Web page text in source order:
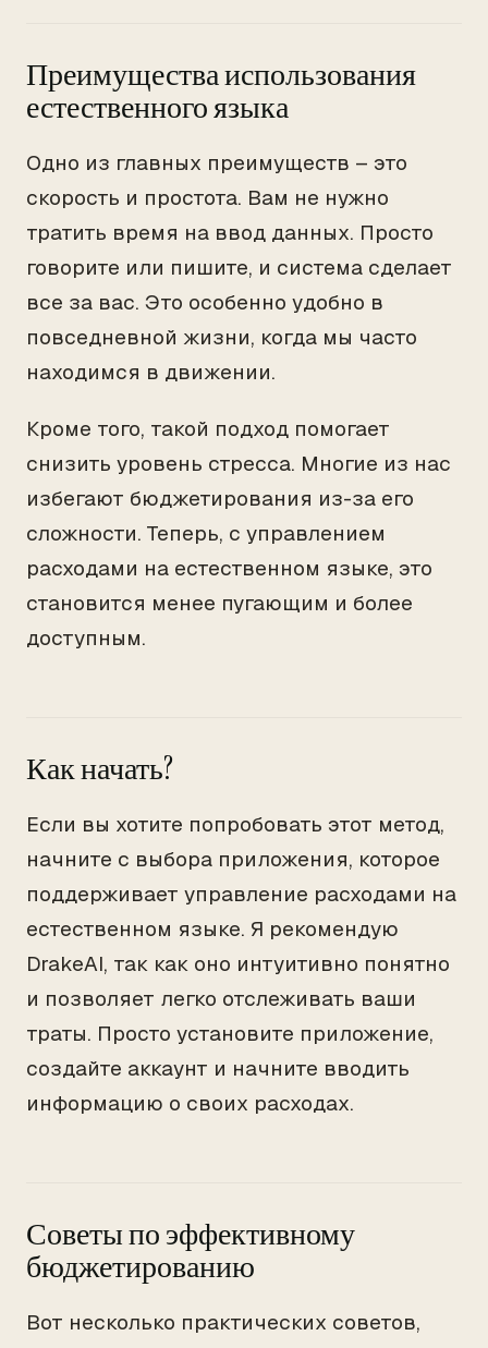
Преимущества использования
естественного языка
Одно из главных преимуществ – это
скорость и простота. Вам не нужно
тратить время на ввод данных. Просто
говорите или пишите, и система сделает
все за вас. Это особенно удобно в
повседневной жизни, когда мы часто
находимся в движении.
Кроме того, такой подход помогает
снизить уровень стресса. Многие из нас
избегают бюджетирования из-за его
сложности. Теперь, с управлением
расходами на естественном языке, это
становится менее пугающим и более
доступным.
Как начать?
Если вы хотите попробовать этот метод,
начните с выбора приложения, которое
поддерживает управление расходами на
естественном языке. Я рекомендую
DrakeAI, так как оно интуитивно понятно
и позволяет легко отслеживать ваши
траты. Просто установите приложение,
создайте аккаунт и начните вводить
информацию о своих расходах.
Советы по эффективному
бюджетированию
Вот несколько практических советов,